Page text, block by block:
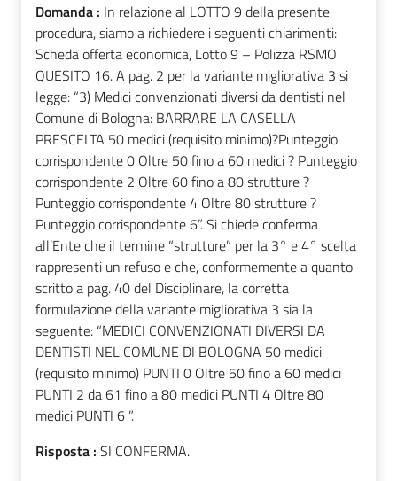
Domanda : In relazione al LOTTO 9 della presente
procedura, siamo a richiedere i seguenti chiarimenti:
Scheda offerta economica, Lotto 9 – Polizza RSMO
QUESITO 16. A pag. 2 per la variante migliorativa 3 si
legge: “3) Medici convenzionati diversi da dentisti nel
Comune di Bologna: BARRARE LA CASELLA
PRESCELTA 50 medici (requisito minimo)?Punteggio
corrispondente 0 Oltre 50 fino a 60 medici ? Punteggio
corrispondente 2 Oltre 60 fino a 80 strutture ?
Punteggio corrispondente 4 Oltre 80 strutture ?
Punteggio corrispondente 6”. Si chiede conferma
all’Ente che il termine “strutture” per la 3° e 4° scelta
rappresenti un refuso e che, conformemente a quanto
scritto a pag. 40 del Disciplinare, la corretta
formulazione della variante migliorativa 3 sia la
seguente: “MEDICI CONVENZIONATI DIVERSI DA
DENTISTI NEL COMUNE DI BOLOGNA 50 medici
(requisito minimo) PUNTI 0 Oltre 50 fino a 60 medici
PUNTI 2 da 61 fino a 80 medici PUNTI 4 Oltre 80
medici PUNTI 6 ”.
Risposta : SI CONFERMA.